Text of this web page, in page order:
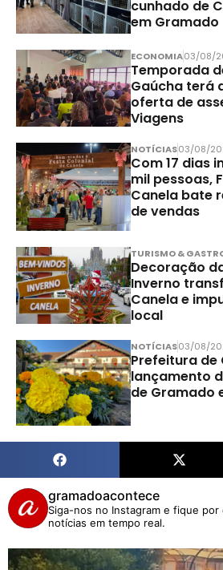
cunhado de
em Gramado
ECONOMIA03/08/
Temporada
Gaúcha terá
oferta de
Viagens
NOTÍCIAS03/08/
Com 17 dias
mil pessoas,
Canela bate
de vendas
TURISMO &
Decoração
Inverno
Canela e
local
NOTÍCIAS03/08/
Prefeitura de
lançamento
de Gramado
gramadoacontece
Siga-nos no Instagram e fique
notícias em tempo real.